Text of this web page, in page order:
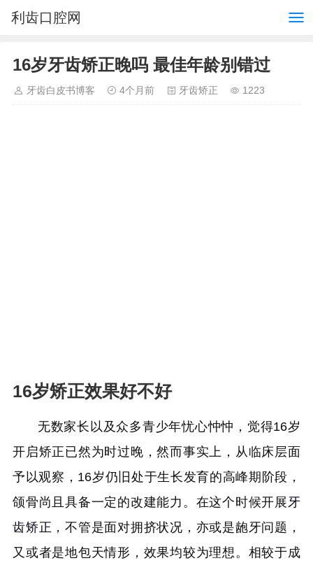
利齿口腔网
16岁牙齿矫正晚吗 最佳年龄别错过
牙齿白皮书博客 4个月前 牙齿矫正 1223
16岁矫正效果好不好
无数家长以及众多青少年忧心忡忡，觉得16岁
开启矫正已然为时过晚，然而事实上，从临床层面
予以观察，16岁仍旧处于生长发育的高峰期阶段，
颌骨尚且具备一定的改建能力。在这个时候开展牙
齿矫正 ，不管是面对拥挤状况，亦或是龅牙问题，
又或者是地包天情形，效果均较为理想。相较于成